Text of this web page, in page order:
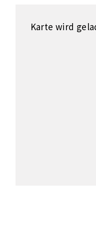
Karte wird